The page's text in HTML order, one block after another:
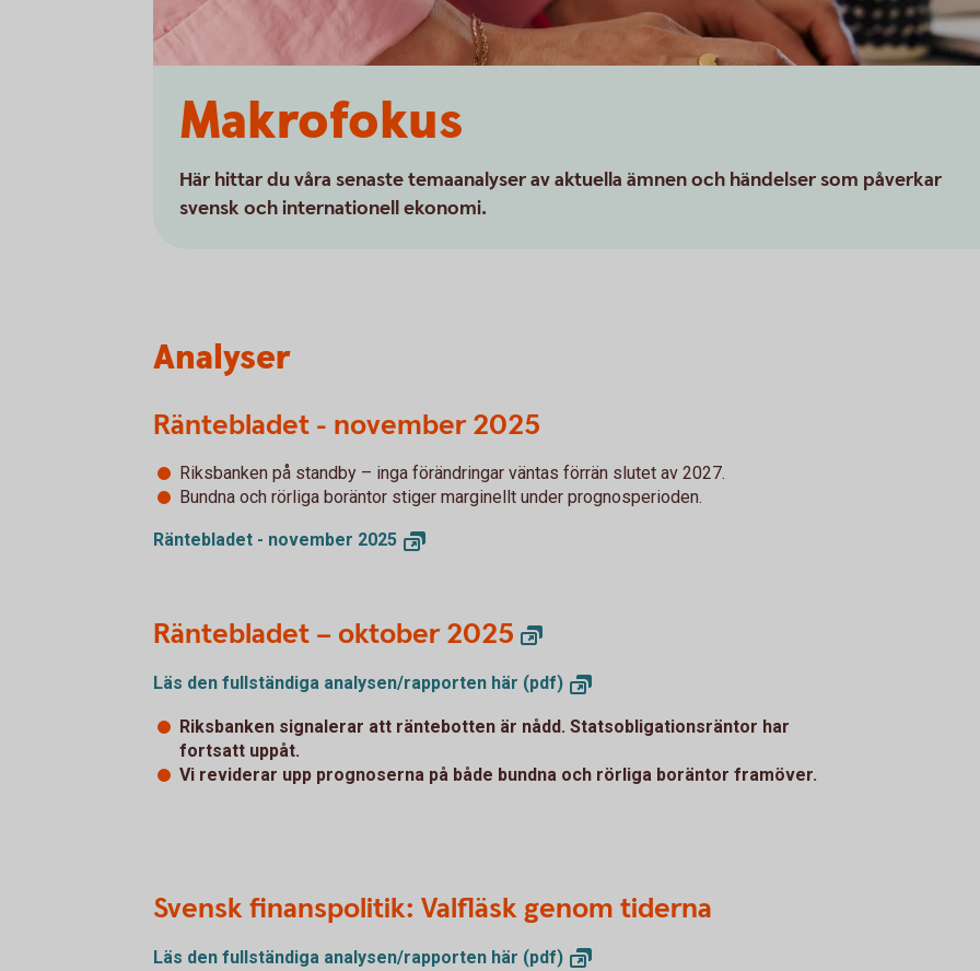
Makrofokus
Här hittar du våra senaste temaanalyser av aktuella ämnen och händelser som påverkar
svensk och internationell ekonomi.
Analyser
Räntebladet - november 2025
Riksbanken på standby – inga förändringar väntas förrän slutet av 2027.
Bundna och rörliga boräntor stiger marginellt under prognosperioden.
Räntebladet - november 2025
Räntebladet – oktober 2025
Läs den fullständiga analysen/rapporten här (pdf)
Riksbanken signalerar att räntebotten är nådd. Statsobligationsräntor har
fortsatt uppåt.
Vi reviderar upp prognoserna på både bundna och rörliga boräntor framöver.
Svensk finanspolitik: Valfläsk genom tiderna
Läs den fullständiga analysen/rapporten här (pdf)